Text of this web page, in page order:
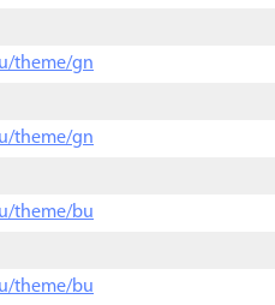
theme/gn
theme/gn
theme/bu
theme/bu